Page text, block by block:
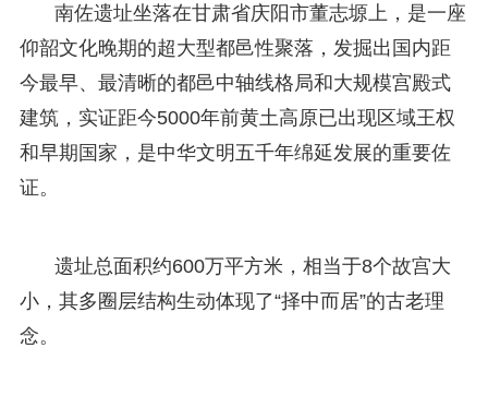
南佐遗址坐落在甘肃省庆阳市董志塬上，是一座
仰韶文化晚期的超大型都邑性聚落，发掘出国内距
今最早、最清晰的都邑中轴线格局和大规模宫殿式
建筑，实证距今5000年前黄土高原已出现区域王权
和早期国家，是中华文明五千年绵延发展的重要佐
证。
遗址总面积约600万平方米，相当于8个故宫大
小，其多圈层结构生动体现了“择中而居”的古老理
念。